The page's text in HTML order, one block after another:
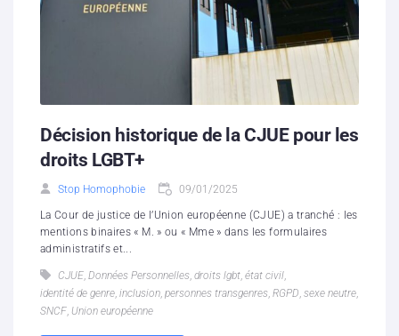
Décision historique de la CJUE pour les
droits LGBT+
Stop Homophobie 09/01/2025
La Cour de justice de l’Union européenne (CJUE) a tranché : les
mentions binaires « M. » ou « Mme » dans les formulaires
administratifs et...
CJUE, Données Personnelles, droits lgbt, état civil,
identité de genre, inclusion, personnes transgenres, RGPD, sexe neutre,
SNCF, Union européenne